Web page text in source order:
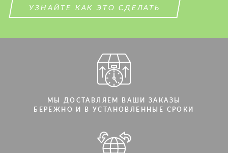
УЗНАЙТЕ КАК ЭТО СДЕЛАТЬ
МЫ ДОСТАВЛЯЕМ ВАШИ ЗАКАЗЫ
БЕРЕЖНО И В УСТАНОВЛЕННЫЕ СРОКИ